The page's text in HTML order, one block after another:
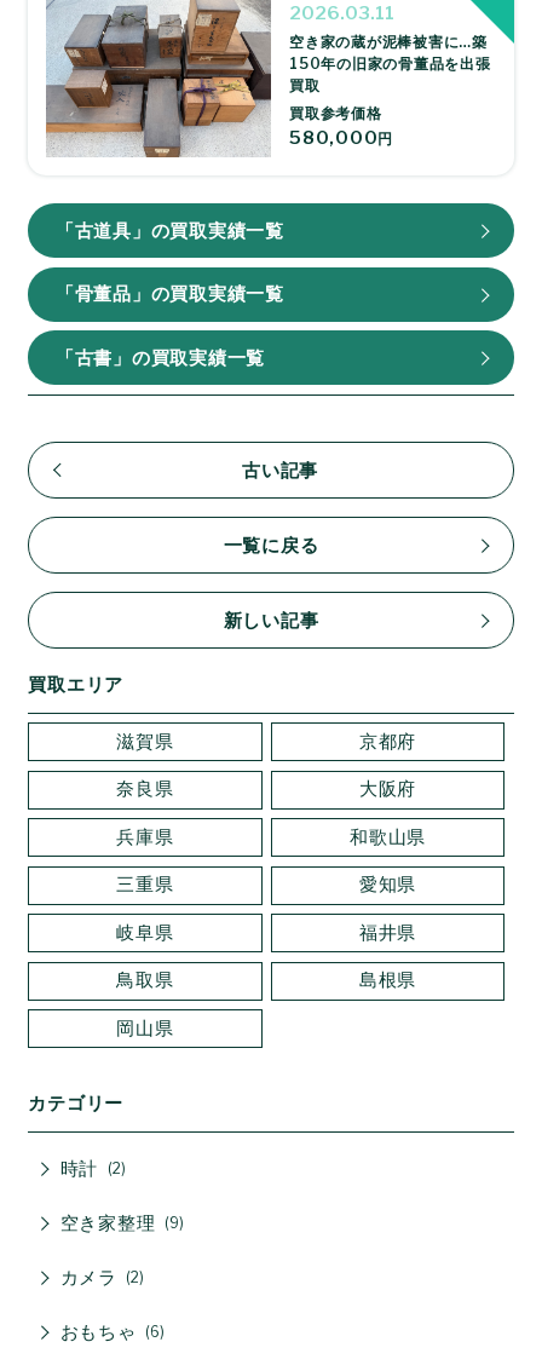
2026.03.11
空き家の蔵が泥棒被害に…築
150年の旧家の骨董品を出張
買取
買取参考価格
580,000円
「古道具」の買取実績一覧
「骨董品」の買取実績一覧
「古書」の買取実績一覧
古い記事
一覧に戻る
新しい記事
買取エリア
滋賀県 京都府
奈良県 大阪府
兵庫県 和歌山県
三重県 愛知県
岐阜県 福井県
鳥取県 島根県
岡山県
カテゴリー
時計 2
空き家整理 9
カメラ 2
おもちゃ 6